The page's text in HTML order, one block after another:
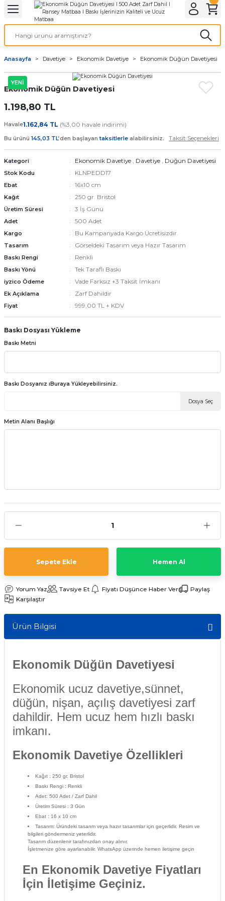
Geri Dön
Geri Dön
Kağıdı
Geri Dön
Geri Dön
Ürünleri
Geri Dön
Geri Dön
Geri Dön
Anasayfa Davetiye Ekonomik Davetiye Ekonomik Düğün Davetiyesi
YENİ
Ekonomik Düğün Davetiyesi
1.198,80 TL
Havale1.162,84 TL (%3,00 havale indirimi)
Bu ürünü 145,03 TL’den başlayantaksitlerle alabilirsiniz. Taksit Seçenekleri
Kategori Ekonomik Davetiye , Davetiye , Düğün Davetiyesi
Stok Kodu KLNPEDD17
Ebat 16x10 cm
Kağıt 250 gr. Bristol
Üretim Süresi 3 İş Günü
Adet 500 Adet
Kargo Bu Kampanyada Kargo Ücretisizdir.
Tasarım Görseldeki Tasarım veya Hazır Tasarım
Baskı Rengi Renkli
Baskı Yönü Tek Taraflı Baskı
iyzico Ödeme Vade Farksız +3 Taksit İmkanı
Ek Açıklama Zarf Dahildir
Fiyat 999,00 TL + KDV
Baskı Dosyası Yükleme
Baskı Metni
Baskı Dosyanız ıBuraya Yükleyebilirsiniz.
Dosya Seç
Metin Alanı Başlığı
Sepete Ekle Hemen Al
Yorum Yaz Tavsiye Et Fiyatı Düşünce Haber Ver
Paylaş
Karşılaştır
Ürün Bilgisi
Ekonomik Düğün Davetiyesi
Ekonomik ucuz davetiye,sünnet,
düğün, nişan, açılış davetiyesi zarf
dahildir. Hem ucuz hem hızlı baskı
imkanı.
Ekonomik Davetiye Özellikleri
Kağıt : 250 gr. Bristol
Baskı Rengi : Renkli
Adet: 500 Adet / Zarf Dahil
Üretim Süresi : 3 Gün
Ebat : 16 x 10 cm
Tasarım: Üründeki tasarım veya hazır tasarımlar için geçerlidir. Resim ve
bilgileri göndermeniz yeterlidir.
Tasarım düzenlenir tarafınızdan onay alınır.
İşletmenize göre ayarlanabilir. WhatsApp üzerinde hemen iletişime geçin
En Ekonomik Davetiye Fiyatları
İçin İletişime Geçiniz.